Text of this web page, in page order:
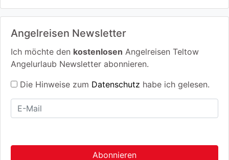
Angelreisen Newsletter
Ich möchte den kostenlosen Angelreisen Teltow
Angelurlaub Newsletter abonnieren.
Die Hinweise zum Datenschutz habe ich gelesen.